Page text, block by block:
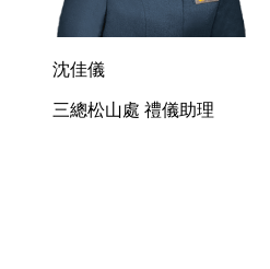
沈佳儀
三總松山處 禮儀助理